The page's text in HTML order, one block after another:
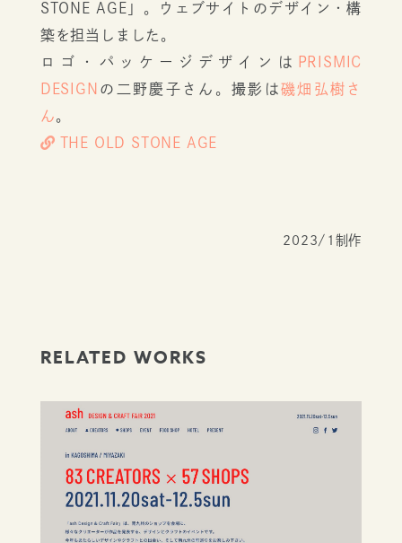
STONE AGE」。ウェブサイトのデザイン・構
築を担当しました。
ロゴ・パッケージデザインは
PRISMIC
DESIGN の二野慶子さん。撮影は磯畑弘樹さ
ん。
THE OLD STONE AGE
2023/1制作
RELATED WORKS